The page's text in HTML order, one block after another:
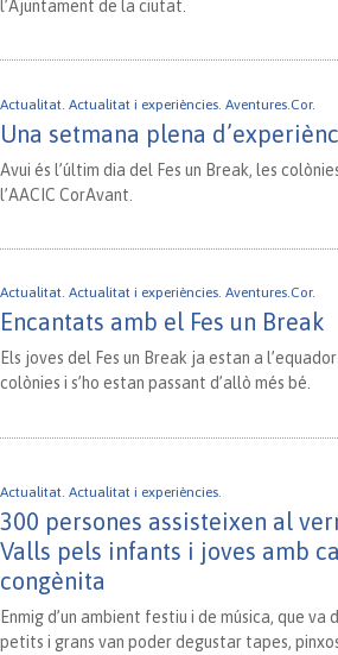
l’Ajuntament de la ciutat.
Actualitat. Actualitat i experiències. Aventures.Cor.
Una setmana plena
Avui és l’últim dia del Fes un Break, les
l’AACIC CorAvant.
Actualitat. Actualitat i experiències. Aventures.Cor.
Encantats amb el Fes un Break
Els joves del Fes un Break ja estan a
colònies i s’ho estan passant d’allò més bé.
Actualitat. Actualitat i experiències.
300 persones assisteixen al
Valls pels infants i joves amb
congènita
Enmig d’un ambient festiu i de música, que va
petits i grans van poder degustar tapes,